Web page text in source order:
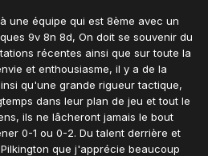
une équipe qui est 8ème avec un
9v 8n 8d, On doit se souvenir du
récentes ainsi que sur toute la
et enthousiasme, il y a de la
qu'une grande rigueur tactique,
dans leur plan de jeu et tout le
ils ne lâcheront jamais le bout
0-1 ou 0-2. Du talent derrière et
que j'apprécie beaucoup